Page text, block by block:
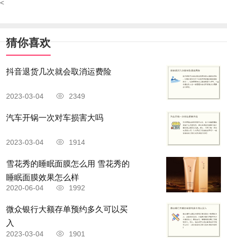
<
猜你喜欢
抖音退货几次就会取消运费险
2023-03-04 2349
汽车开锅一次对车损害大吗
2023-03-04 1914
雪花秀的睡眠面膜怎么用 雪花秀的
睡眠面膜效果怎么样
2020-06-04 1992
微众银行大额存单预约多久可以买
入
2023-03-04 1901